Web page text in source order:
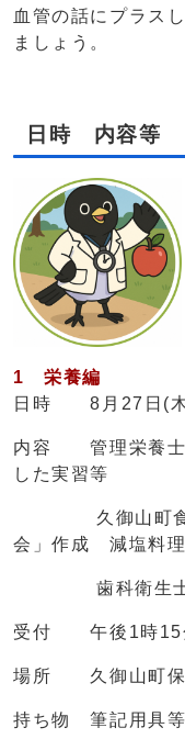
血管の話にプラス
ましょう。
日時 内容等
1栄養編
日時 8月27日(木
内容 管理栄養士
した実習等
久御山町食生
会」作成 減塩料
歯科衛生士
受付 午後1時15
場所 久御山町保
持ち物 筆記用具等